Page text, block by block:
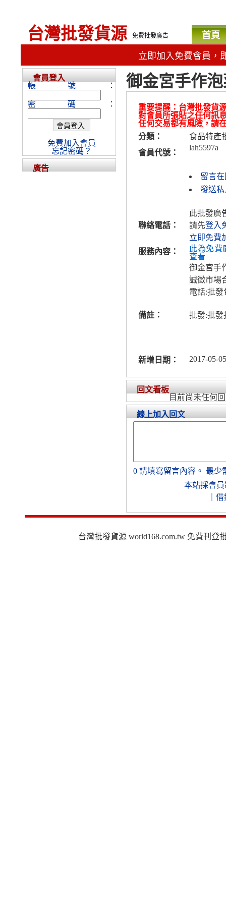
台灣批發貨源 免費批發廣告 首頁
立即加入免費會員，
御金宮手作
重要提醒：台灣批發貨
對會員所張貼之任何訊
任何交易都有風險，請
分類：
食品特產
會員代號：
lah5597a
留言
發送私
聯絡電話：
此批發廣
請先登入
立即免費
服務內容：
此為免費
查看
御金宮手
誠徵市場
電話:批
備註： 批發:批發
新增日期： 2017-05-
回文看板
目前尚未任何
線上加入回文
0 請填寫留言內容。 最少
本站採會員
借
會員登入
帳號：
密碼：
免費加入會員
忘記密碼？
廣告
台灣批發貨源 world168.com.tw 免費刊登